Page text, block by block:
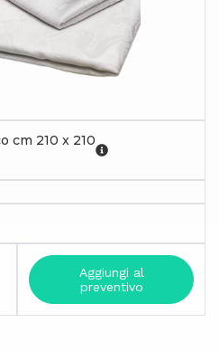
cm 210 x 210
Aggiungi al
preventivo